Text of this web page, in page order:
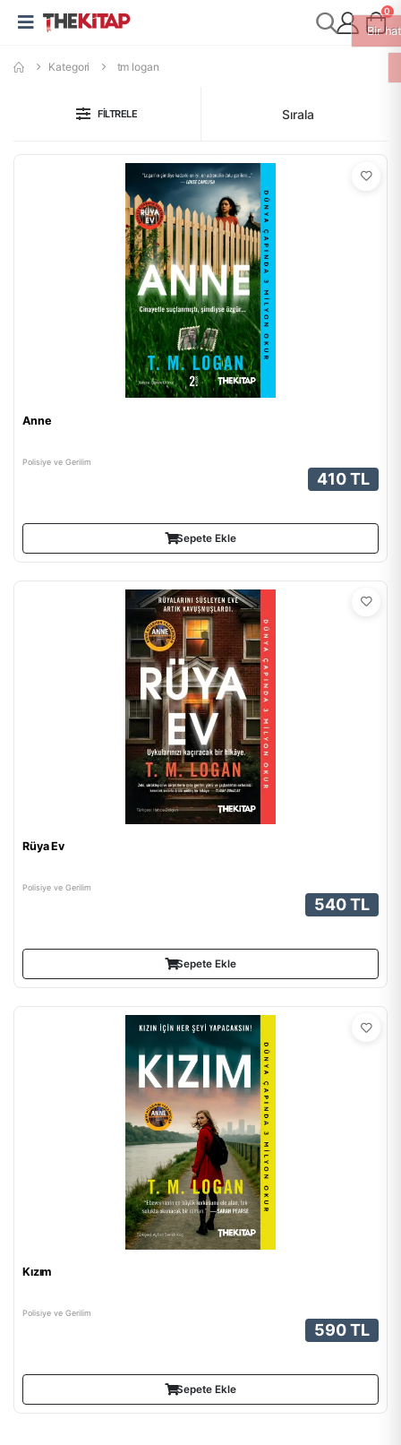
0
Kategori tm logan
FILTRELE Sırala
Anne
Polisiye ve Gerilim
410 TL
Sepete Ekle
Rüya Ev
Polisiye ve Gerilim
540 TL
Sepete Ekle
Kızım
Polisiye ve Gerilim
590 TL
Sepete Ekle